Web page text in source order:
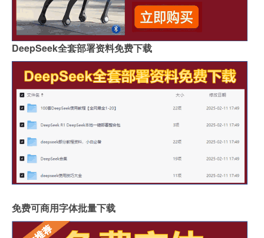
DeepSeek全套部署资料免费下载
免费可商用字体批量下载